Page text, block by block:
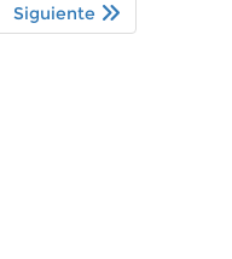
Siguiente